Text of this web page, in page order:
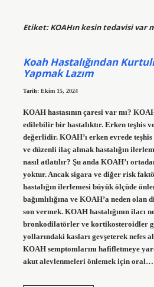
Etiket:KOAHın kesin tedavisi var
Koah Hastalığından
Yapmak Lazım
Tarih: Ekim 15, 2024
KOAH hastasının çaresi var mı?
edilebilir bir hastalıktır. Erken teşhis
değerlidir. KOAH’ı erken evrede
ve düzenli ilaç almak hastalığın
nasıl atlatılır? Şu anda KOAH’ı
yoktur. Ancak sigara ve diğer risk
hastalığın ilerlemesi büyük ölçüde
bağımlılığına ve KOAH’a neden
son vermek. KOAH hastalığının ilacı
bronkodilatörler ve kortikosteroidler
yollarındaki kasları gevşeterek nefes
KOAH semptomlarını hafifletmeye
akut alevlenmeleri önlemek için oral…